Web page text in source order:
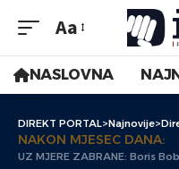
Aa
NASLOVNA
DIREKT PORTAL>Najnovije>
NAKON MJESEC DANA:
UZ MJERE ZABRANE: Boris